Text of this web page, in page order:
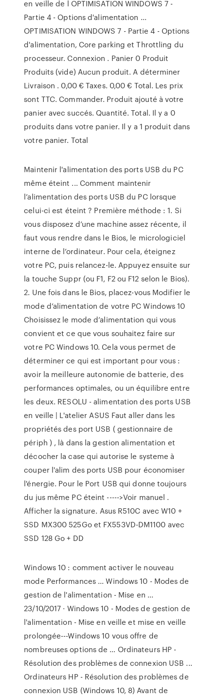
en veille de l OPTIMISATION WINDOWS 7 -
Partie 4 - Options d'alimentation ...
OPTIMISATION WINDOWS 7 - Partie 4 - Options
d'alimentation, Core parking et Throttling du
processeur. Connexion . Panier 0 Produit
Produits (vide) Aucun produit. A déterminer
Livraison . 0,00 € Taxes. 0,00 € Total. Les prix
sont TTC. Commander. Produit ajouté à votre
panier avec succés. Quantité. Total. Il y a 0
produits dans votre panier. Il y a 1 produit dans
votre panier. Total
Maintenir l'alimentation des ports USB du PC
même éteint ... Comment maintenir
l’alimentation des ports USB du PC lorsque
celui-ci est éteint ? Première méthode : 1. Si
vous disposez d’une machine assez récente, il
faut vous rendre dans le Bios, le micrologiciel
interne de l’ordinateur. Pour cela, éteignez
votre PC, puis relancez-le. Appuyez ensuite sur
la touche Suppr (ou F1, F2 ou F12 selon le Bios).
2. Une fois dans le Bios, placez-vous Modifier le
mode d’alimentation de votre PC Windows 10
Choisissez le mode d’alimentation qui vous
convient et ce que vous souhaitez faire sur
votre PC Windows 10. Cela vous permet de
déterminer ce qui est important pour vous :
avoir la meilleure autonomie de batterie, des
performances optimales, ou un équilibre entre
les deux. RESOLU - alimentation des ports USB
en veille | L'atelier ASUS Faut aller dans les
propriétés des port USB ( gestionnaire de
périph ) , là dans la gestion alimentation et
décocher la case qui autorise le systeme à
couper l'alim des ports USB pour économiser
l'énergie. Pour le Port USB qui donne toujours
du jus même PC éteint ----->Voir manuel .
Afficher la signature. Asus R510C avec W10 +
SSD MX300 525Go et FX553VD-DM1100 avec
SSD 128 Go + DD
Windows 10 : comment activer le nouveau
mode Performances ... Windows 10 - Modes de
gestion de l'alimentation - Mise en ...
23/10/2017 · Windows 10 - Modes de gestion de
l'alimentation - Mise en veille et mise en veille
prolongée---Windows 10 vous offre de
nombreuses options de … Ordinateurs HP -
Résolution des problèmes de connexion USB ...
Ordinateurs HP - Résolution des problèmes de
connexion USB (Windows 10, 8) Avant de